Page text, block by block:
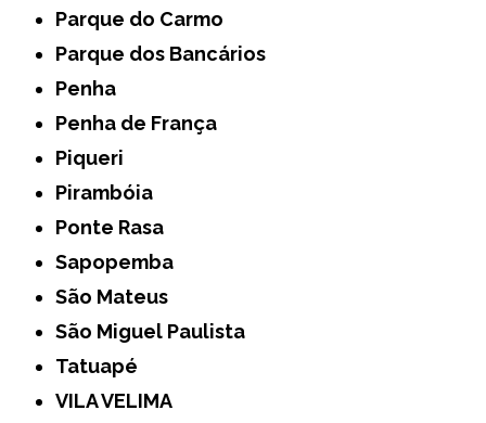
Parque do Carmo
Parque dos Bancários
Penha
Penha de França
Piqueri
Pirambóia
Ponte Rasa
Sapopemba
São Mateus
São Miguel Paulista
Tatuapé
VILA VELIMA